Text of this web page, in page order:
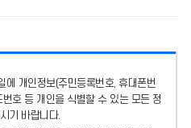
에
개인정보(주민등록번호, 휴대폰번
호 등 개인을 식별할 수 있는 모든 정
기 바랍니다.